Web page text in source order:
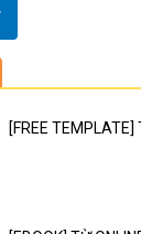
[FREE